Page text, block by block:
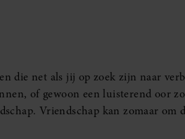
die net als jij op zoek zijn naar
of gewoon een luisterend oor
Vriendschap kan zomaar om